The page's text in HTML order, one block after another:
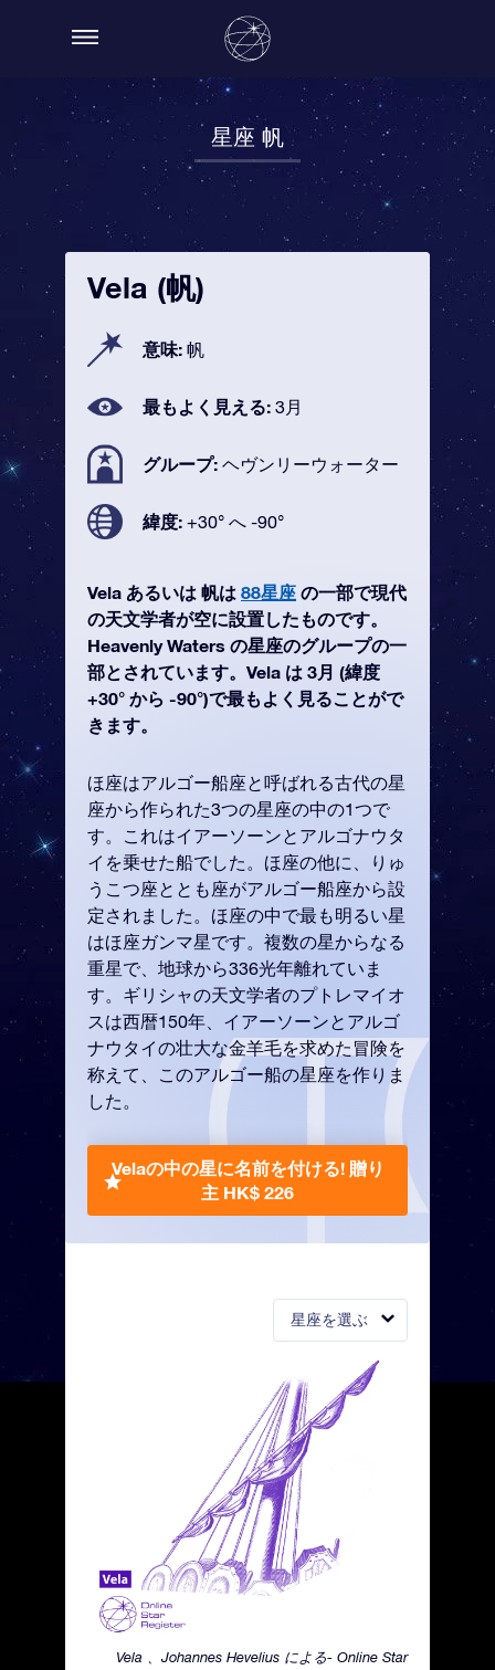
星座 帆
星座を選ぶ
Vela 、Johannes Hevelius による- Online Star
Vela (帆)
意味: 帆
最もよく見える: 3月
グループ: ヘヴンリーウォーター
緯度: +30° へ -90°
Vela あるいは 帆は 88星座 の一部で現代
の天文学者が空に設置したものです。
Heavenly Waters の星座のグループの一
部とされています。Vela は 3月 (緯度
+30° から -90°)で最もよく見ることがで
きます。
ほ座はアルゴー船座と呼ばれる古代の星
座から作られた3つの星座の中の1つで
す。これはイアーソーンとアルゴナウタ
イを乗せた船でした。ほ座の他に、りゅ
うこつ座ととも座がアルゴー船座から設
定されました。ほ座の中で最も明るい星
はほ座ガンマ星です。複数の星からなる
重星で、地球から336光年離れていま
す。ギリシャの天文学者のプトレマイオ
スは西暦150年、イアーソーンとアルゴ
ナウタイの壮大な金羊毛を求めた冒険を
称えて、このアルゴー船の星座を作りま
した。
Velaの中の星に名前を付ける! 贈り
主 HK$ 226